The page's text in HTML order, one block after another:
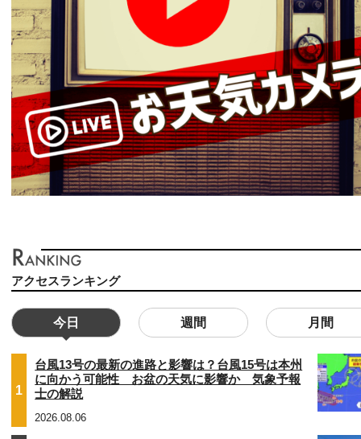
アクセスランキング
今日 週間 月間
1
台風13号の最新の進路と影響は？台風15号は本州
に向かう可能性 お盆の天気に影響か 気象予報
士の解説
2026.08.06